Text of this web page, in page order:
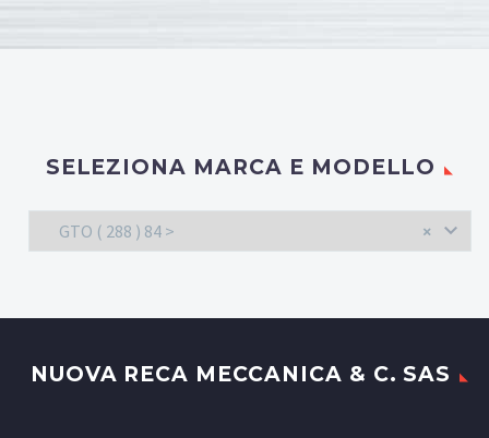
SELEZIONA MARCA E MODELLO
×
GTO ( 288 ) 84 >
NUOVA RECA MECCANICA & C. SAS